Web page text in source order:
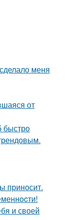
меня
от
быстро
приносит.
и своей